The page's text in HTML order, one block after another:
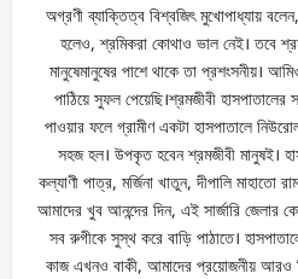
অগ্রণী ব্যাক্তিত্ব বিশ্বজিৎ মুখোপাধ্যায়
হলেও, শ্রমিকরা কোথাও ভাল নেই। তবে
মানুষেমানুষের পাশে থাকে তা প্রশংসনীয়।
পাঠিয়ে সুফল পেয়েছি।শ্রমজীবী
পাওয়ার ফলে গ্রামীণ একটা হাসপাতালে
সহজ হল। উপকৃত হবেন শ্রমজীবী মানুষই।
কল্যাণী পাত্র, মর্জিনা খাতুন, দীপালি মাহাতো
আমাদের খুব আনন্দের দিন, এই সার্জারি জেলার
সব রুগীকে সুস্থ করে বাড়ি পাঠাতে।
কাজ এখনও বাকী, আমাদের প্রয়োজনীয় আরও